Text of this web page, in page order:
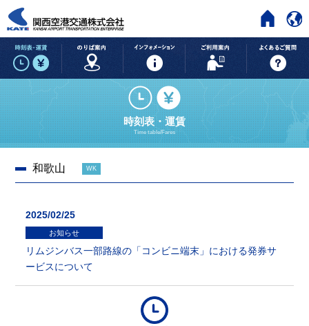
HOME
時刻表・運賃 のりば案内 インフォメーションご利用案内
時刻表・運賃
Time table/Fares
和歌山 WK
2025/02/25
お知らせ
リムジンバス一部路線の「コンビニ端末」における発券サ
ービスについて